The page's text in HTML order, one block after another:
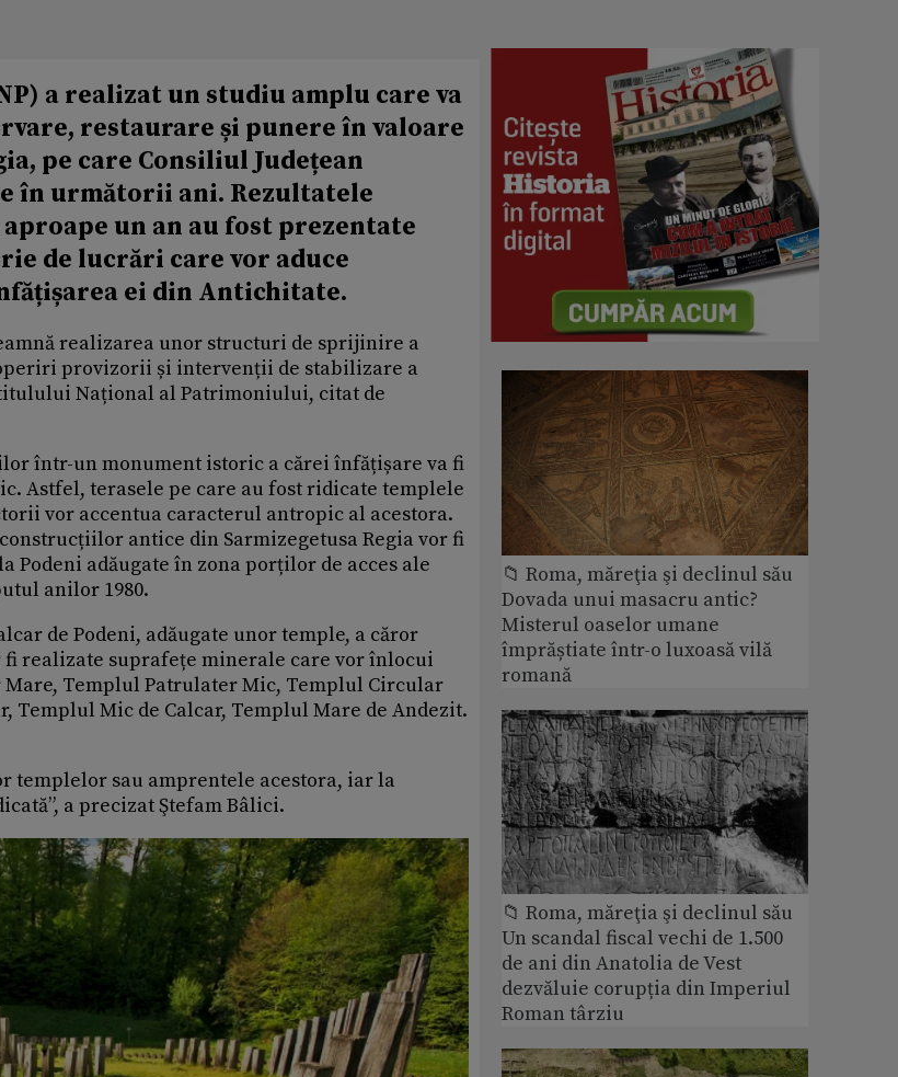
a realizat un studiu amplu care va
restaurare și punere în valoare
pe care Consiliul Județean
în următorii ani. Rezultatele
un an au fost prezentate
de lucrări care vor aduce
ei din Antichitate.
realizarea unor structuri de sprijinire a
provizorii și intervenții de stabilizare a
Național al Patrimoniului, citat de
într-un monument istoric a cărei înfățișare va fi
Astfel, terasele pe care au fost ridicate templele
vor accentua caracterul antropic al acestora.
antice din Sarmizegetusa Regia vor fi
adăugate în zona porților de acces ale
anilor 1980.
de Podeni, adăugate unor temple, a căror
realizate suprafețe minerale care vor înlocui
Templul Patrulater Mic, Templul Circular
Templul Mic de Calcar, Templul Mare de Andezit.
templelor sau amprentele acestora, iar la
a precizat Ştefam Bâlici.
📁 Roma, măreţia şi declinul său
Dovada unui masacru antic?
Misterul oaselor umane
împrăștiate într-o luxoasă vilă
romană
📁 Roma, măreţia şi declinul său
Un scandal fiscal vechi de 1.500
de ani din Anatolia de Vest
dezvăluie corupția din Imperiul
Roman târziu